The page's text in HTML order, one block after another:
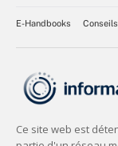
E-Handbooks